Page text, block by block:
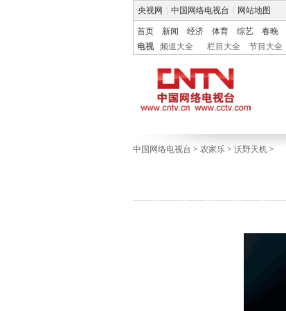
央视网 中国网络电视台 网站地图
首页 新闻 经济 体育 综艺 春晚
电视
频道大全 栏目大全 节目大全
中国网络电视台 > 农家乐 > 沃野天机 >